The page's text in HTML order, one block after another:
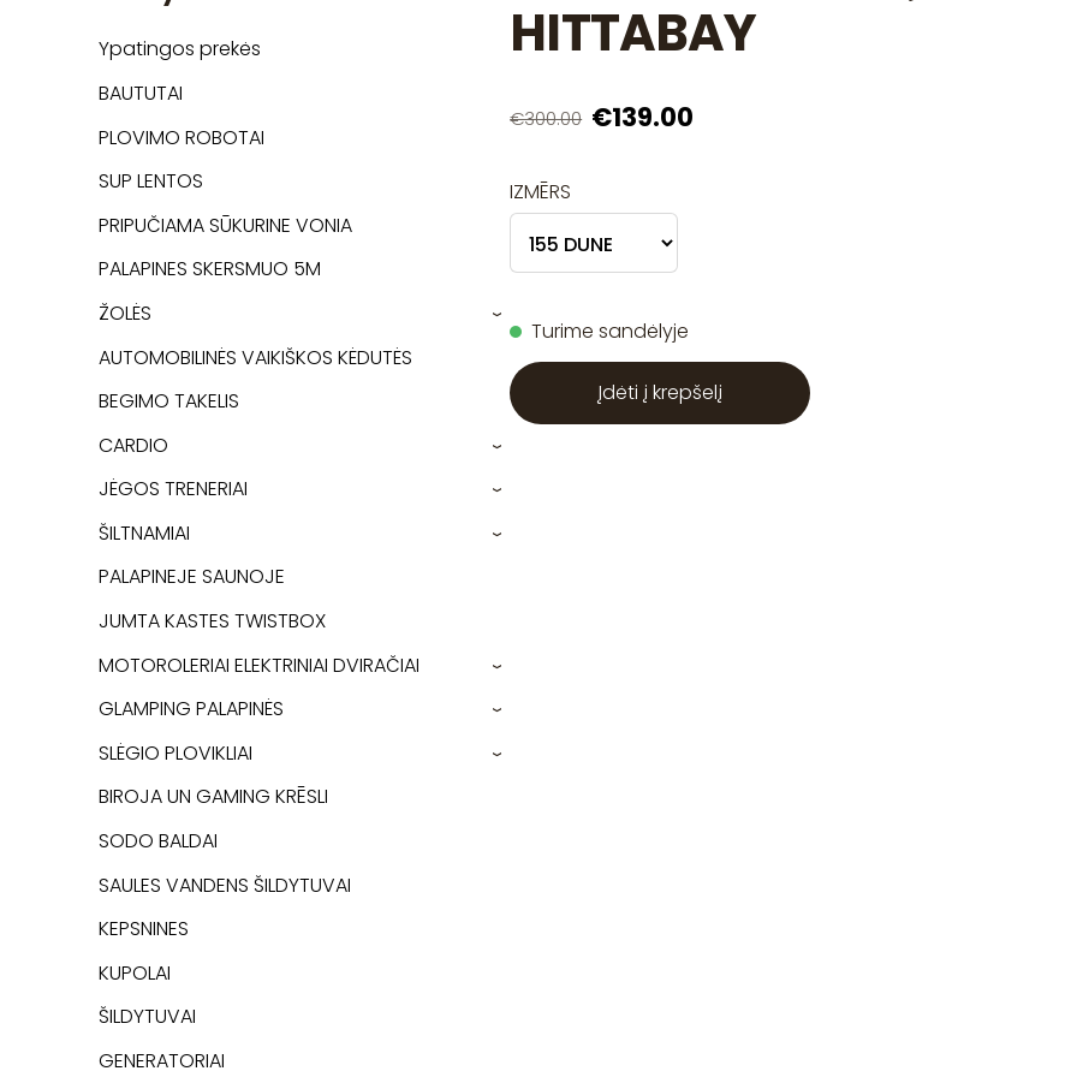
Ypatingos prekės
BAUTUTAI
PLOVIMO ROBOTAI
SUP LENTOS
PRIPUČIAMA SŪKURINE VONIA
PALAPINES SKERSMUO 5M
ŽOLĖS
›
AUTOMOBILINĖS VAIKIŠKOS KĖDUTĖS
BEGIMO TAKELIS
CARDIO
›
JĖGOS TRENERIAI ›
ŠILTNAMIAI ›
PALAPINEJE SAUNOJE
JUMTA KASTES TWISTBOX
MOTOROLERIAI ELEKTRINIAI DVIRAČIAI
›
GLAMPING PALAPINĖS ›
SLĖGIO PLOVIKLIAI ›
BIROJA UN GAMING KRĒSLI
SODO BALDAI
SAULES VANDENS ŠILDYTUVAI
KEPSNINES
KUPOLAI
ŠILDYTUVAI
GENERATORIAI
HITTABAY
€300.00 €139.00
IZMĒRS
Turime sandėlyje
Įdėti į krepšelį